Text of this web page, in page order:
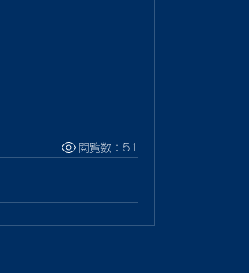
閲覧数：51